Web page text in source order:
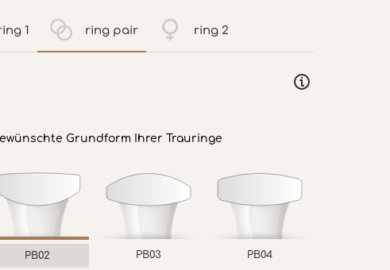
1 ring pair ring 2
Grundform Ihrer Trauringe
PB02 PB03 PB04